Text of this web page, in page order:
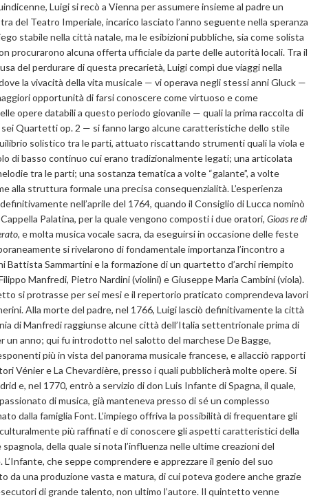
Luigi si recò a Vienna per assumere insieme al padre un
del Teatro Imperiale, incarico lasciato l’anno seguente nella speranza
stabile nella città natale, ma le esibizioni pubbliche, sia come solista
procurarono alcuna offerta ufficiale da parte delle autorità locali. Tra il
del perdurare di questa precarietà, Luigi compì due viaggi nella
la vivacità della vita musicale — vi operava negli stessi anni Gluck —
opportunità di farsi conoscere come virtuoso e come
opere databili a questo periodo giovanile — quali la prima raccolta di
sei Quartetti op. 2 — si fanno largo alcune caratteristiche dello stile
solistico tra le parti, attuato riscattando strumenti quali la viola e
di basso continuo cui erano tradizionalmente legati; una articolata
tra le parti; una sostanza tematica a volte “galante”, a volte
alla struttura formale una precisa consequenzialità. L’esperienza
nell’aprile del 1764, quando il Consiglio di Lucca nominò
Palatina, per la quale vengono composti i due oratori, Gioas re di
, e molta musica vocale sacra, da eseguirsi in occasione delle feste
si rivelarono di fondamentale importanza l’incontro a
Battista Sammartini e la formazione di un quartetto d’archi riempito
Manfredi, Pietro Nardini (violini) e Giuseppe Maria Cambini (viola).
si protrasse per sei mesi e il repertorio praticato comprendeva lavori
Alla morte del padre, nel 1766, Luigi lasciò definitivamente la città
di Manfredi raggiunse alcune città dell’Italia settentrionale prima di
un anno; qui fu introdotto nel salotto del marchese De Bagge,
più in vista del panorama musicale francese, e allacciò rapporti
Vénier e La Chevardière, presso i quali pubblicherà molte opere. Si
e, nel 1770, entrò a servizio di don Luis Infante di Spagna, il quale,
di musica, già manteneva presso di sé un complesso
dalla famiglia Font. L’impiego offriva la possibilità di frequentare gli
più raffinati e di conoscere gli aspetti caratteristici della
della quale si nota l’influenza nelle ultime creazioni del
che seppe comprendere e apprezzare il genio del suo
da una produzione vasta e matura, di cui poteva godere anche grazie
di grande talento, non ultimo l’autore. Il quintetto venne